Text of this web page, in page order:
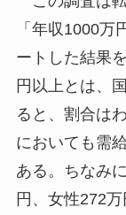
「年収1000
ートした結果
円以上とは、
ると、割合は
においても需
ある。ちなみ
円、女性272万